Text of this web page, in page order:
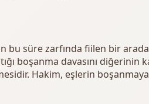
süre zarfında fiilen bir
boşanma davasını
Hakim, eşlerin